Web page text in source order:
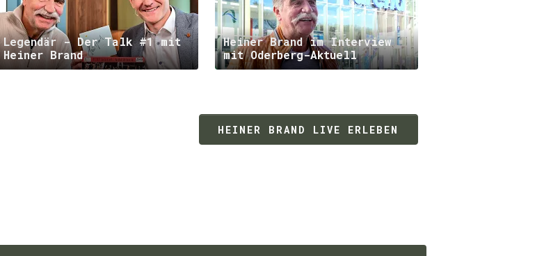
Legendär - Der Talk #1 mit
Heiner Brand
Heiner Brand im Interview
mit Oderberg-Aktuell
HEINER BRAND LIVE ERLEBEN